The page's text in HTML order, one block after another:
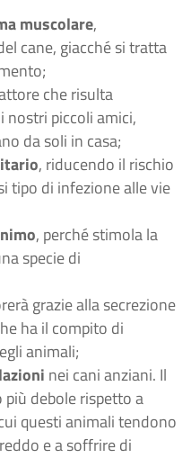
muscolare,
cane, giacché si tratta
che risulta
nostri piccoli amici,
da soli in casa;
, riducendo il rischio
tipo di infezione alle vie
, perché stimola la
specie di
grazie alla secrezione
ha il compito di
animali;
nei cani anziani. Il
debole rispetto a
questi animali tendono
e a soffrire di